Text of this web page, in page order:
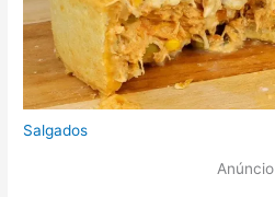
Salgados
Anúncio